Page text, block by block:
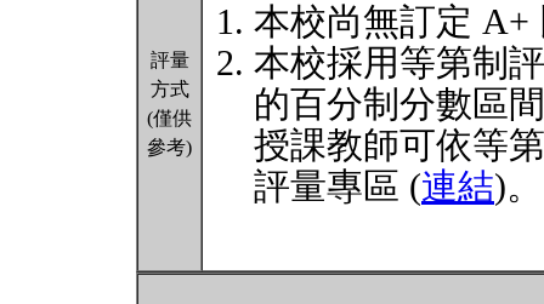
評量
方式
(僅供
參考)
本校尚無訂定 A+
本校採用等第制
的百分制分數區
授課教師可依等
評量專區 (連結)。